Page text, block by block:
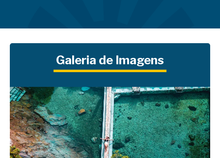
Galeria de Imagens